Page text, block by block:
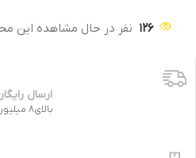
126 نفر در حال مشاهده این
ارسال
بالای8 میلیون